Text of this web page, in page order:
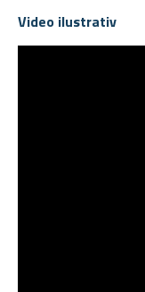
Video ilustrativ